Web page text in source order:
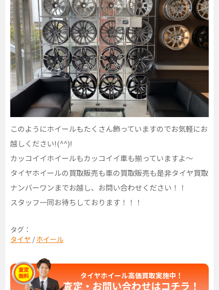
このようにホイールもたくさん飾っていますのでお気軽にお
越しください!(^^)!
カッコイイホイールもカッコイイ車も揃っていますよ～
タイヤホイールの買取販売も車の買取販売も是非タイヤ買取
ナンバーワンまでお越し、お問い合わせください！！
スタッフ一同お待ちしております！！！
タグ：
タイヤ / ホイール
タイヤホイール高価買取実施中！
査定・お問い合わせはコチラ！